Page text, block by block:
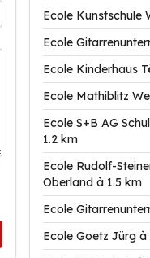
Ecole Kunstschule
Ecole
Ecole Kinderhaus
Ecole Mathiblitz
Ecole S+B AG
1.2 km
Ecole Rudolf-
Oberland à 1.5 km
Ecole
Ecole Goetz Jürg à